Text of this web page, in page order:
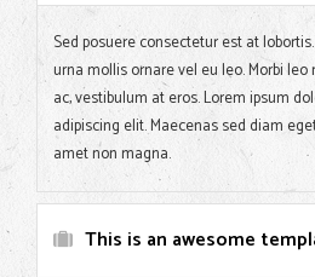
Sed posuere consectetur est at
urna mollis ornare vel eu leo. Morbi
ac, vestibulum at eros. Lorem ipsum
adipiscing elit. Maecenas sed diam
amet non magna.
This is an awesome